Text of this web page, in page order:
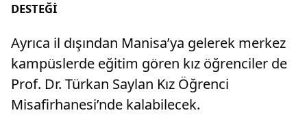
DESTEĞİ
Ayrıca il dışından Manisa’ya gelerek merkez
kampüslerde eğitim gören kız öğrenciler de
Prof. Dr. Türkan Saylan Kız Öğrenci
Misafirhanesi’nde kalabilecek.